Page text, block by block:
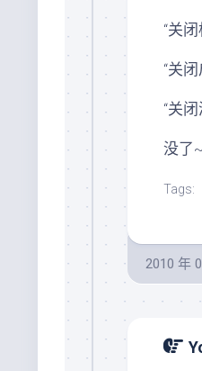
“关
“关
“关
没了
Tags:
2010 年